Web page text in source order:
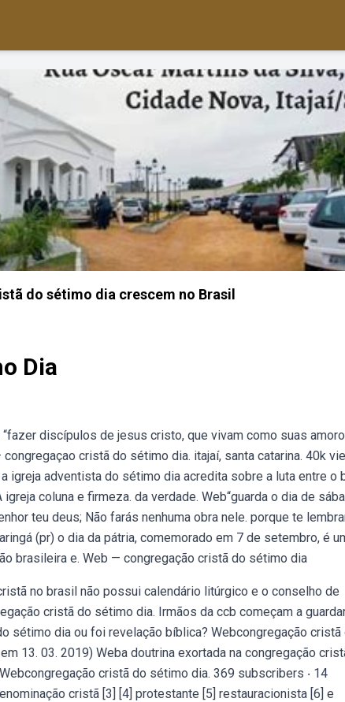
do sétimo dia crescem no Brasil
Dia
discípulos de jesus cristo, que vivam como suas
cristã do sétimo dia. itajaí, santa catarina. 40k
igreja adventista do sétimo dia acredita sobre a luta entre o
coluna e firmeza. da verdade. Web“guarda o dia de
teu deus; Não farás nenhuma obra nele. porque te
(pr) o dia da pátria, comemorado em 7 de setembro, é
brasileira e. Web — congregação cristã do sétimo dia
no brasil não possui calendário litúrgico e o conselho de
cristã do sétimo dia. Irmãos da ccb começam a
sétimo dia ou foi revelação bíblica? Webcongregação cristã
13. 03. 2019) Weba doutrina exortada na congregação
cristã do sétimo dia. 369 subscribers ‧ 14
cristã [3] [4] protestante [5] restauracionista [6] e